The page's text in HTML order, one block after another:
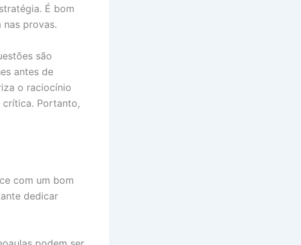
É bom
nas provas.
são
antes de
o raciocínio
crítica. Portanto,
com um bom
dedicar